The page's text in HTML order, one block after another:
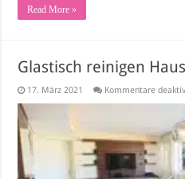
Read More »
Glastisch reinigen
17. März 2021 Kommentare